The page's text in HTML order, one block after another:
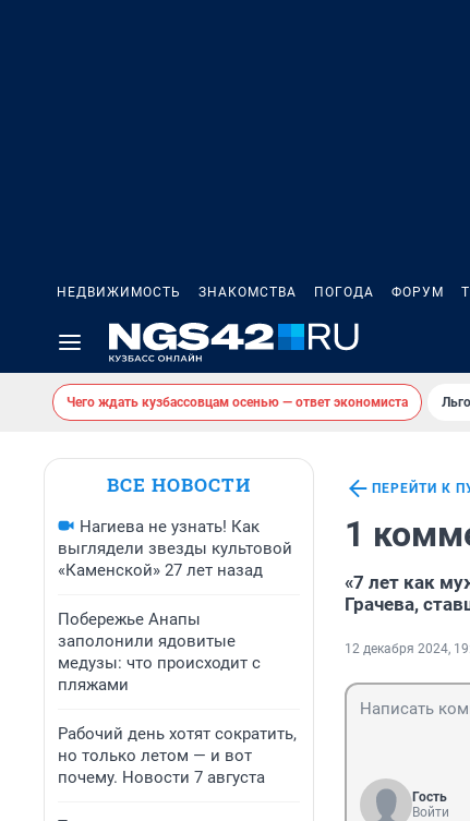
НЕДВИЖИМОСТЬ ЗНАКОМСТВА ПОГОДА ФОРУМ
Чего ждать кузбассовцам осенью — ответ экономиста
ВСЕ НОВОСТИ
Нагиева не узнать! Как
выглядели звезды культовой
«Каменской» 27 лет назад
Побережье Анапы
заполонили ядовитые
медузы: что происходит с
пляжами
Рабочий день хотят сократить,
но только летом — и вот
почему. Новости 7 августа
ПЕРЕЙТИ К
1
«7 лет как
Грачева,
12 декабря 2024,
Гость
Войти